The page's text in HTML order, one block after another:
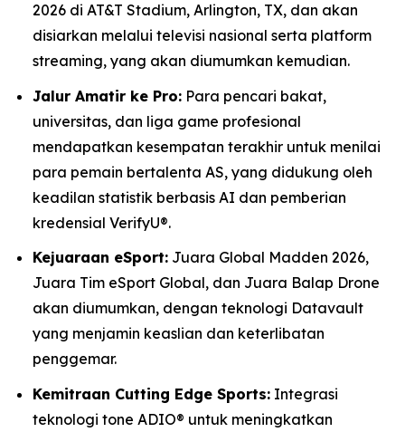
2026 di AT&T Stadium, Arlington, TX, dan akan
disiarkan melalui televisi nasional serta platform
streaming, yang akan diumumkan kemudian.
Jalur Amatir ke Pro: Para pencari bakat,
universitas, dan liga game profesional
mendapatkan kesempatan terakhir untuk menilai
para pemain bertalenta AS, yang didukung oleh
keadilan statistik berbasis AI dan pemberian
kredensial VerifyU®.
Kejuaraan eSport: Juara Global Madden 2026,
Juara Tim eSport Global, dan Juara Balap Drone
akan diumumkan, dengan teknologi Datavault
yang menjamin keaslian dan keterlibatan
penggemar.
Kemitraan Cutting Edge Sports: Integrasi
teknologi tone ADIO® untuk meningkatkan